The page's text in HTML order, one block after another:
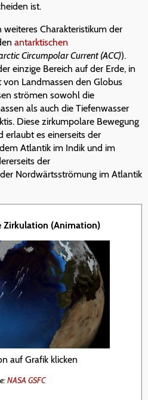
ist.
Charakteristikum der
antarktischen
Circumpolar Current (ACC)).
einzige Bereich auf der Erde, in
Landmassen den Globus
strömen sowohl die
als auch die Tiefenwasser
Diese zirkumpolare Bewegung
erlaubt es einerseits der
Atlantik im Indik und im
der
Nordwärtsströmung im Atlantik
Zirkulation (Animation)
auf Grafik klicken
NASA GSFC